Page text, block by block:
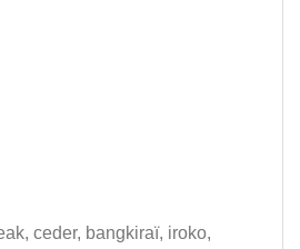
ceder, bangkiraï, iroko,